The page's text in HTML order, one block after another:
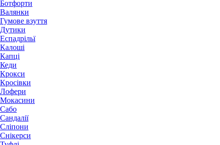
Ботфорти
Валянки
Гумове взуття
Дутики
Еспадрільї
Калоші
Капці
Кеди
Крокси
Кросівки
Лофери
Мокасини
Сабо
Сандалії
Сліпони
Снікерси